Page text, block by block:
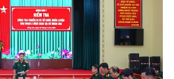
“350 ngày đêm thần tốc, quyết
Phó chủ tịch UBND tỉnh Tây
tìm kiếm, quy tập và xác định
Ninh chủ trì hội nghị.